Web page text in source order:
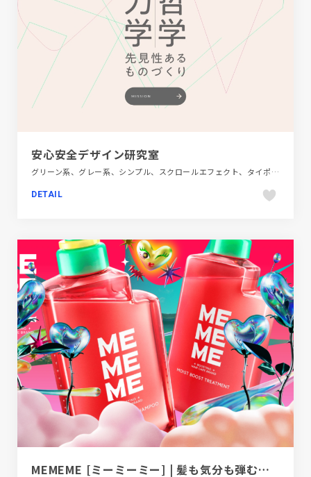
安心安全デザイン研究室
グリーン系、グレー系、シンプル、スクロールエフェクト、タイポグラフィー、テクノロジー・サイエンス、ナチュラル、ピンク系、フラットデザイン、ブランド・サービスサイト、ベージュ・ゴールド系、教育・学校
DETAIL
MEMEME [ミーミーミー] | 髪も気分も弾むブーストケア体験を